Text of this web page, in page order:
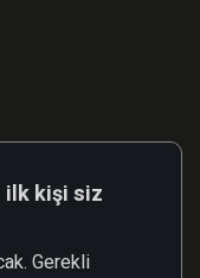
ilk kişi siz
Gerekli